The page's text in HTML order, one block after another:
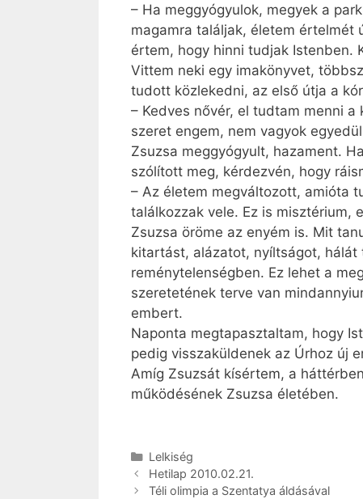
– Ha meggyógyulok, megyek a
magamra találjak, életem értelmét
értem, hogy hinni tudjak Istenben.
Vittem neki egy imakönyvet,
tudott közlekedni, az első útja a
– Kedves nővér, el tudtam menni
szeret engem, nem vagyok
Zsuzsa meggyógyult, hazament.
szólított meg, kérdezvén, hogy
– Az életem megváltozott, amióta
találkozzak vele. Ez is
Zsuzsa öröme az enyém is. Mit
kitartást, alázatot, nyíltságot,
reménytelenségben. Ez lehet a
szeretetének terve van
embert.
Naponta megtapasztaltam, hogy
pedig visszaküldenek az Úrhoz új
Amíg Zsuzsát kísértem, a
működésének Zsuzsa életében.
Kategória
Lelkiség
Hetilap 2010.02.21.
Téli olimpia a Szentatya áldásával